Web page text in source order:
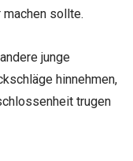
sollte.
junge
hinnehmen,
trugen